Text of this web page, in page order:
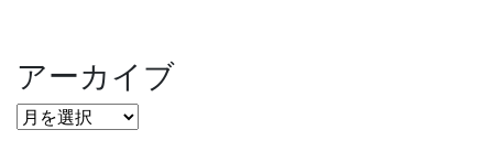
アーカイブ
ア